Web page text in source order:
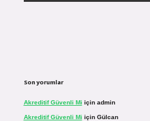
Son yorumlar
Akreditif Güvenli Mi için admin
Akreditif Güvenli Mi için Gülcan